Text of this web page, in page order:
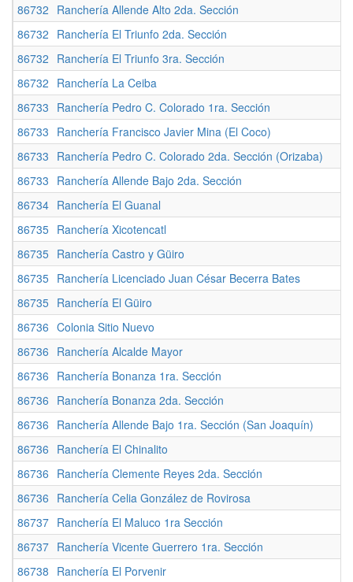
86732 Ranchería Allende Alto 2da. Sección
86732 Ranchería El Triunfo 2da. Sección
86732 Ranchería El Triunfo 3ra. Sección
86732 Ranchería La Ceiba
86733 Ranchería Pedro C. Colorado 1ra. Sección
86733 Ranchería Francisco Javier Mina (El Coco)
86733 Ranchería Pedro C. Colorado 2da. Sección (Orizaba)
86733 Ranchería Allende Bajo 2da. Sección
86734 Ranchería El Guanal
86735 Ranchería Xicotencatl
86735 Ranchería Castro y Güiro
86735 Ranchería Licenciado Juan César Becerra Bates
86735 Ranchería El Güiro
86736 Colonia Sitio Nuevo
86736 Ranchería Alcalde Mayor
86736 Ranchería Bonanza 1ra. Sección
86736 Ranchería Bonanza 2da. Sección
86736 Ranchería Allende Bajo 1ra. Sección (San Joaquín)
86736 Ranchería El Chinalito
86736 Ranchería Clemente Reyes 2da. Sección
86736 Ranchería Celia González de Rovirosa
86737 Ranchería El Maluco 1ra Sección
86737 Ranchería Vicente Guerrero 1ra. Sección
86738 Ranchería El Porvenir